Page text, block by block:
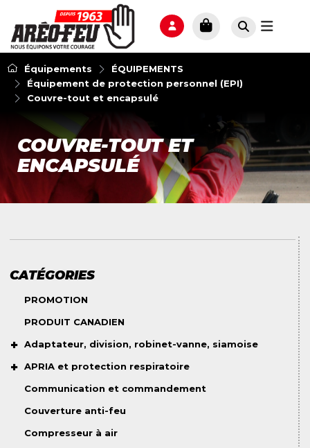
Équipements
ÉQUIPEMENTS
Équipement de protection personnel (EPI)
Couvre-tout et encapsulé
COUVRE-TOUT ET
ENCAPSULÉ
CATÉGORIES
PROMOTION
PRODUIT CANADIEN
Adaptateur, division, robinet-vanne, siamoise
APRIA et protection respiratoire
Communication et commandement
Couverture anti-feu
Compresseur à air